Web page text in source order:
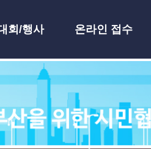
회/행사
온라인 접수